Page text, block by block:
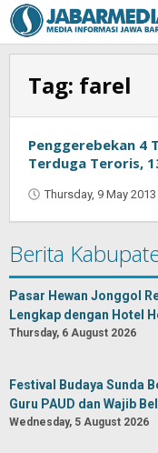
Skip
to
content
Tag: farel
Penggerebekan 4
Terduga Teroris,
Thursday, 9 May 2013
Berita
Pasar Hewan Jonggol
Lengkap dengan Hotel
Thursday, 6 August 2026
Festival Budaya Sunda
Guru PAUD dan Wajib
Wednesday, 5 August 2026